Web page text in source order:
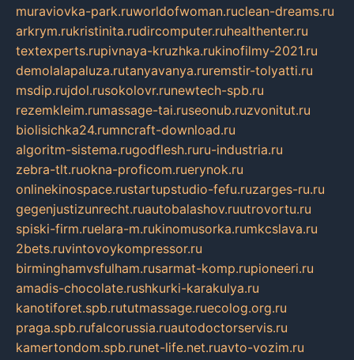
muraviovka-park.ruworldofwoman.ruclean-dreams.ru
arkrym.rukristinita.rudircomputer.ruhealthenter.ru
textexperts.rupivnaya-kruzhka.rukinofilmy-2021.ru
demolalapaluza.rutanyavanya.ruremstir-tolyatti.ru
msdip.rujdol.rusokolovr.runewtech-spb.ru
rezemkleim.rumassage-tai.ruseonub.ruzvonitut.ru
biolisichka24.rumncraft-download.ru
algoritm-sistema.rugodflesh.ruru-industria.ru
zebra-tlt.ruokna-proficom.ruerynok.ru
onlinekinospace.rustartupstudio-fefu.ruzarges-ru.ru
gegenjustizunrecht.ruautobalashov.ruutrovortu.ru
spiski-firm.ruelara-m.rukinomusorka.rumkcslava.ru
2bets.ruvintovoykompressor.ru
birminghamvsfulham.rusarmat-komp.rupioneeri.ru
amadis-chocolate.rushkurki-karakulya.ru
kanotiforet.spb.rututmassage.ruecolog.org.ru
praga.spb.rufalcorussia.ruautodoctorservis.ru
kamertondom.spb.runet-life.net.ruavto-vozim.ru